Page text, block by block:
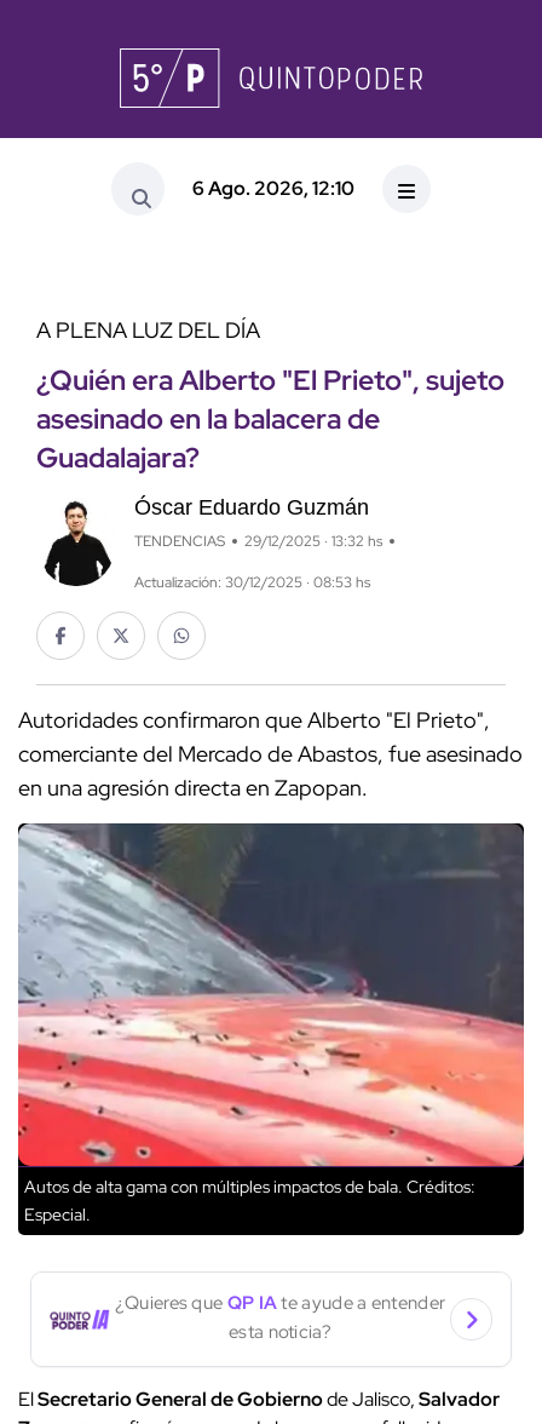
6 Ago. 2026, 12:10
A PLENA LUZ DEL DÍA
¿Quién era Alberto "El Prieto", sujeto
asesinado en la balacera de
Guadalajara?
Óscar Eduardo Guzmán
TENDENCIAS 29/12/2025 · 13:32 hs
Actualización: 30/12/2025 · 08:53 hs
Autoridades confirmaron que Alberto "El Prieto",
comerciante del Mercado de Abastos, fue asesinado
en una agresión directa en Zapopan.
Autos de alta gama con múltiples impactos de bala. Créditos:
Especial.
¿Quieres que QP IAte ayude a entender
esta noticia?
ElSecretario General de Gobiernode Jalisco,Salvador